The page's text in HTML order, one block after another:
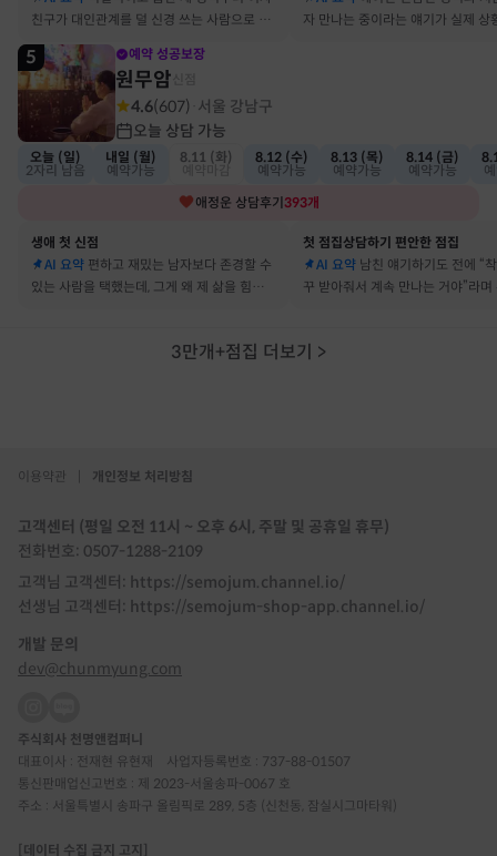
친구가 대인관계를 덜 신경 쓰는 사람으로 바
뀔 거란 말까지 그대로 현실이 됐어요
자 만나는 중이라는 얘기가 실제 상
5 예약 성공보장
원무암
4.6(607) 서울 강남구
오늘 상담 가능
오늘 (일)
2자리 남음
내일 (월)
예약가능
8.11 (화)
8.12 (수)
예약가능
8.13 (목)
예약가능
8.14 (금)
예약가능
애정운 상담후기 393개
생애 첫 신점
AI 요약 편하고 재밌는 남자보다 존경할 수
있는 사람을 택했는데, 그게 왜 제 삶을 힘들게
첫 점집상담하기 편안한 점집
AI 요약 남친 얘기하기도 전에 “
꾸 받아줘서 계속 만나는 거야”라며
3만개+점집 더보기 >
이용약관 개인정보 처리방침
고객센터 (평일 오전 11시 ~ 오후 6시, 주말 및 공휴일 휴무)
전화번호: 0507-1288-2109
고객님 고객센터: https://semojum.channel.io/
선생님 고객센터: https://semojum-shop-app.channel.io/
개발 문의
dev@chunmyung.com
주식회사 천명앤컴퍼니
대표이사 : 전재현 유현재 사업자등록번호 : 737-88-01507
통신판매업신고번호 : 제 2023-서울송파-0067 호
주소 : 서울특별시 송파구 올림픽로 289, 5층 (신천동, 잠실시그마타워)
[데이터 수집 금지 고지]